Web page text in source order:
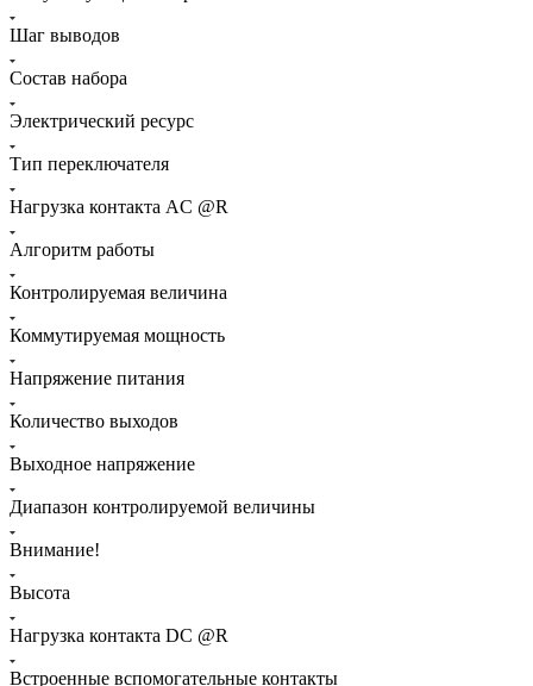
Шаг выводов
Состав набора
Электрический ресурс
Тип переключателя
Нагрузка контакта AC @R
Алгоритм работы
Контролируемая величина
Коммутируемая мощность
Напряжение питания
Количество выходов
Выходное напряжение
Диапазон контролируемой величины
Внимание!
Высота
Нагрузка контакта DC @R
Встроенные вспомогательные контакты